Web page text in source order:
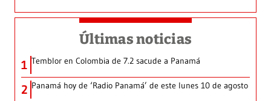
Últimas noticias
1 Temblor en Colombia de 7.2 sacude a Panamá
2 Panamá hoy de ‘Radio Panamá’ de este lunes 10 de agosto